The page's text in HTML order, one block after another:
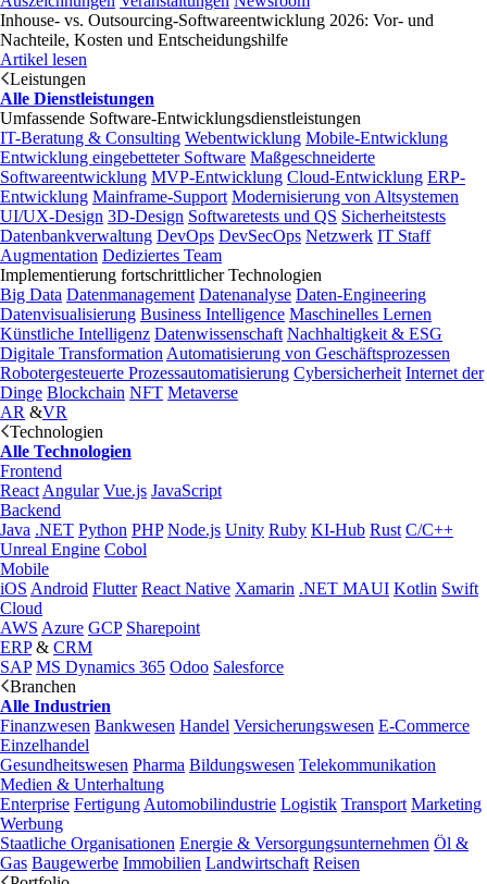
Inhouse- vs. Outsourcing-Softwareentwicklung 2026: Vor- und
Nachteile, Kosten und Entscheidungshilfe
Artikel lesen
Leistungen
Alle Dienstleistungen
Umfassende Software-Entwicklungsdienstleistungen
IT-Beratung & Consulting Webentwicklung Mobile-Entwicklung
Entwicklung eingebetteter Software Maßgeschneiderte
Softwareentwicklung MVP-Entwicklung Cloud-Entwicklung ERP-
Entwicklung Mainframe-Support Modernisierung von Altsystemen
UI/UX-Design 3D-Design Softwaretests und QS Sicherheitstests
Datenbankverwaltung DevOps DevSecOps Netzwerk IT Staff
Augmentation Dediziertes Team
Implementierung fortschrittlicher Technologien
Big Data Datenmanagement Datenanalyse Daten-Engineering
Datenvisualisierung Business Intelligence Maschinelles Lernen
Künstliche Intelligenz Datenwissenschaft Nachhaltigkeit & ESG
Digitale Transformation Automatisierung von Geschäftsprozessen
Robotergesteuerte Prozessautomatisierung Cybersicherheit Internet der
Dinge Blockchain NFT Metaverse
AR &VR
Technologien
Alle Technologien
Frontend
React Angular Vue.js JavaScript
Backend
Java .NET Python PHP Node.js Unity Ruby KI-Hub Rust C/C++
Unreal Engine Cobol
Mobile
iOS Android Flutter React Native Xamarin .NET MAUI Kotlin Swift
Cloud
AWS Azure GCP Sharepoint
ERP& CRM
SAP MS Dynamics 365 Odoo Salesforce
Branchen
Alle Industrien
Finanzwesen Bankwesen Handel Versicherungswesen E-Commerce
Einzelhandel
Gesundheitswesen Pharma Bildungswesen Telekommunikation
Medien & Unterhaltung
Enterprise Fertigung Automobilindustrie Logistik Transport Marketing
Werbung
Staatliche Organisationen Energie & Versorgungsunternehmen Öl &
Gas Baugewerbe Immobilien Landwirtschaft Reisen